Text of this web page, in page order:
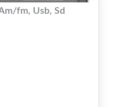
fm, Usb, Sd